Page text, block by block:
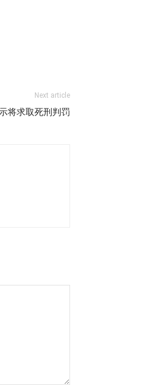
Next article
将求取死刑判罚